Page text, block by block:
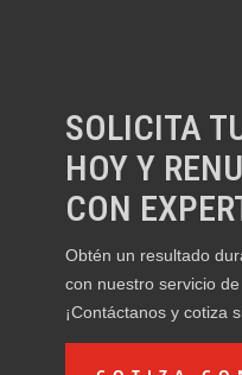
SOLICITA
HOY Y
CON
Obtén un resultado
con nuestro servicio
¡Contáctanos y cotiza